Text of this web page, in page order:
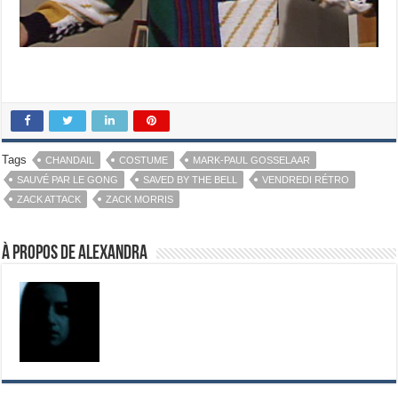
Tags CHANDAIL COSTUME
MARK-PAUL GOSSELAAR
SAUVÉ PAR LE GONG
SAVED BY THE BELL
VENDREDI RÉTRO
ZACK ATTACK
ZACK MORRIS
À propos de Alexandra